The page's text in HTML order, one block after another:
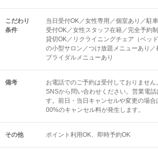
こだわり
条件
当日受付OK／女性専用／個室あり／駐
受付OK／女性スタッフ在籍／完全予約
貸切OK／リクライニングチェア（ベッ
の小型サロン／つけ放題メニューあり／
ブライダルメニューあり
備考
お電話でのご予約は受付しておりませ
SNSから問い合わせください。営業電話
す。前日・当日キャンセルや変更の場
00%のキャンセル料が発生します。
その他 ポイント利用OK 即時予約OK